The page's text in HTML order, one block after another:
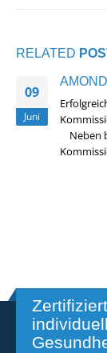
RELATED
09
Juni
Neben